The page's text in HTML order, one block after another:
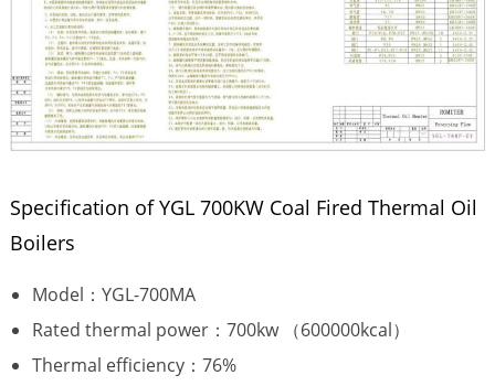
Specification of YGL 700KW Coal Fired Thermal Oil
Boilers
Model：YGL-700MA
Rated thermal power：700kw （600000kcal）
Thermal efficiency：76%